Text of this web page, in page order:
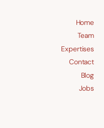
Home
Team
Expertises
Contact
Blog
Jobs